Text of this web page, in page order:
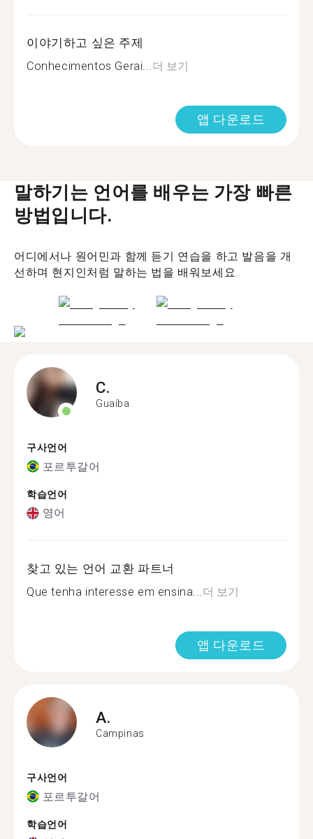
이야기하고 싶은 주제
Conhecimentos Gerai... 더 보기
앱 다운로드
말하기는 언어를 배우는 가장 빠른
방법입니다.
어디에서나 원어민과 함께 듣기 연습을 하고 발음을 개
선하며 현지인처럼 말하는 법을 배워보세요.
C.
Guaíba
구사언어
포르투갈어
학습언어
영어
찾고 있는 언어 교환 파트너
Que tenha interesse em ensina...더 보기
앱 다운로드
A.
Campinas
구사언어
포르투갈어
학습언어